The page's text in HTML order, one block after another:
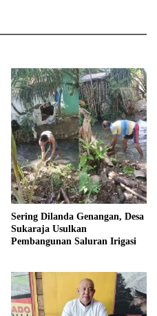
Sering Dilanda Genangan, Desa
Sukaraja Usulkan
Pembangunan Saluran Irigasi